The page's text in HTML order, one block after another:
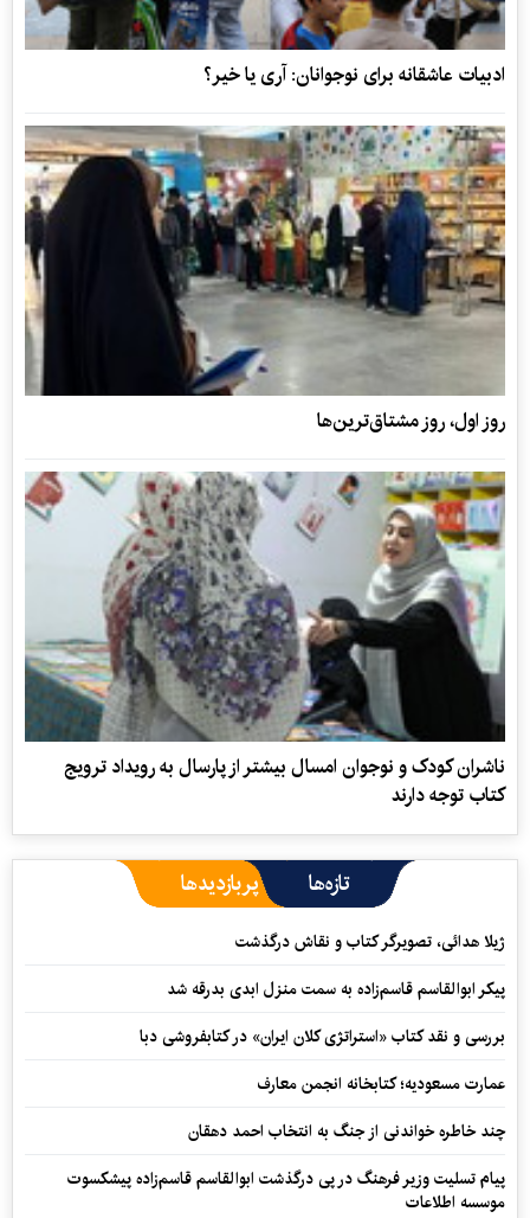
ادبیات عاشقانه برای نوجوانان: آری یا خیر؟
روز اول، روز مشتاق‌ترین‌ها
ناشران کودک و نوجوان امسال بیشتر از پارسال به رویداد ترویج
کتاب توجه دارند
تازه‌ها پربازدیدها
ژیلا هدائی، تصویرگر کتاب و نقاش درگذشت
پیکر ابوالقاسم قاسم‌زاده به سمت منزل ابدی بدرقه شد
بررسی و نقد کتاب «استراتژی کلان ایران» در کتابفروشی دبا
عمارت مسعودیه؛ کتابخانه انجمن معارف
چند خاطره خواندنی از جنگ به انتخاب احمد دهقان
پیام تسلیت وزیر فرهنگ در پی درگذشت ابوالقاسم قاسم‌زاده پیشکسوت
موسسه اطلاعات